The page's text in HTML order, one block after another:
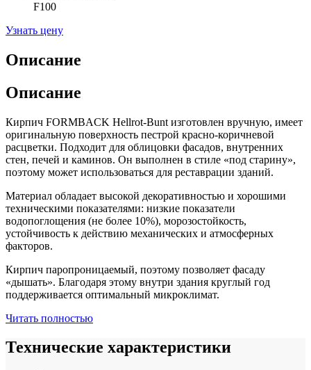
F100
Узнать цену
Описание
Описание
Кирпич FORMBACK Hellrot-Bunt изготовлен вручную, имеет
оригинальную поверхность пестрой красно-коричневой
расцветки. Подходит для облицовки фасадов, внутренних
стен, печей и каминов. Он выполнен в стиле «под старину»,
поэтому может использоваться для реставрации зданий.
Материал обладает высокой декоративностью и хорошими
техническими показателями: низкие показатели
водопоглощения (не более 10%), морозостойкость,
устойчивость к действию механических и атмосферных
факторов.
Кирпич паропроницаемый, поэтому позволяет фасаду
«дышать». Благодаря этому внутри здания круглый год
поддерживается оптимальный микроклимат.
Читать полностью
Технические характеристики